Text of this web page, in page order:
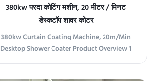
380kw परदा कोटिंग मशीन, 20 मीटर / मिनट
डेस्कटॉप शावर कोटर
380kw Curtain Coating Machine, 20m/Min
Desktop Shower Coater Product Overview 1
This machine is suitable for the finishing of